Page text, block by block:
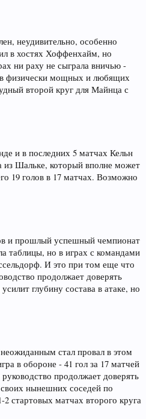
неудивительно, особенно
в хостях Хоффенхайм, но
ни раху не сыграла вничью -
физически мощных и любящих
второй круг для Майнца с
и в последних 5 матчах Кельн
из Шальке, который вполне может
19 голов в 17 матчах. Возможно
и прошлый успешный чемпионат
таблицы, но в играх с командами
И это при том еще что
продолжает доверять
глубину состава в атаке, но
стал провал в этом
в обороне - 41 гол за 17 матчей
продолжает доверять
нынешних соседей по
стартовых матчах второго круга